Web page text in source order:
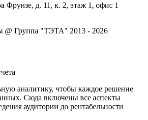
Фрунзе, д. 11, к. 2, этаж 1, офис 1
@ Группа "ТЭТА" 2013 - 2026
аналитику, чтобы каждое решение
Сюда включены все аспекты
аудитории до рентабельности